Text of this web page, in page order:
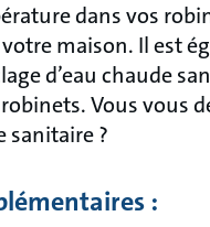
dans vos
votre maison. Il est
d’eau chaude
Vous vous
sanitaire ?
: